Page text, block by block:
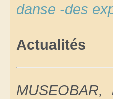
danse -des
Actualités